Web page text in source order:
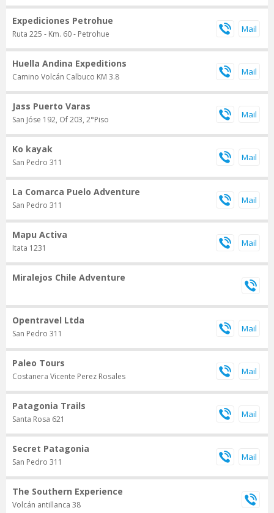
Expediciones Petrohue
Ruta 225 - Km. 60 - Petrohue
Huella Andina Expeditions
Camino Volcán Calbuco KM 3.8
Jass Puerto Varas
San Jóse 192, Of 203, 2°Piso
Ko kayak
San Pedro 311
La Comarca Puelo Adventure
San Pedro 311
Mapu Activa
Itata 1231
Miralejos Chile Adventure
Opentravel Ltda
San Pedro 311
Paleo Tours
Costanera Vicente Perez Rosales
Patagonia Trails
Santa Rosa 621
Secret Patagonia
San Pedro 311
The Southern Experience
Volcán antillanca 38